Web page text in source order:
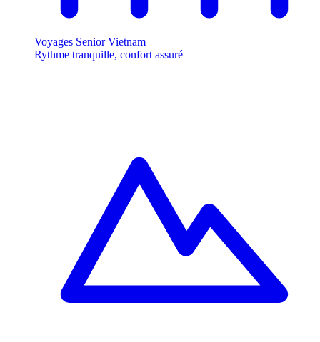
Voyages Senior Vietnam
Rythme tranquille, confort assuré